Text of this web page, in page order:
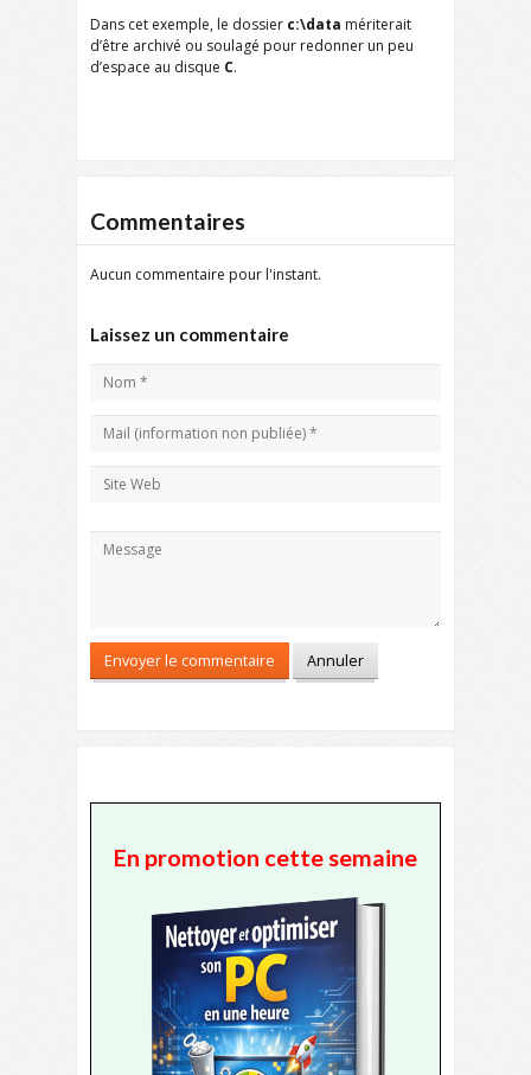
Dans cet exemple, le dossier c:\data mériterait
d’être archivé ou soulagé pour redonner un peu
d’espace au disque C.
Commentaires
Aucun commentaire pour l'instant.
Laissez un commentaire
En promotion cette semaine